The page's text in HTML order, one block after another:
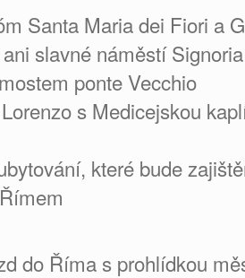
Santa Maria dei Fiori a
slavné náměstí
ponte Vecchio
s Medicejskou
které bude
do Říma s prohlídkou